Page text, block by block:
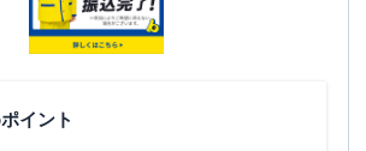
〇
神奈川県藤沢市湘南台2-13-6
みずほ銀行
イント